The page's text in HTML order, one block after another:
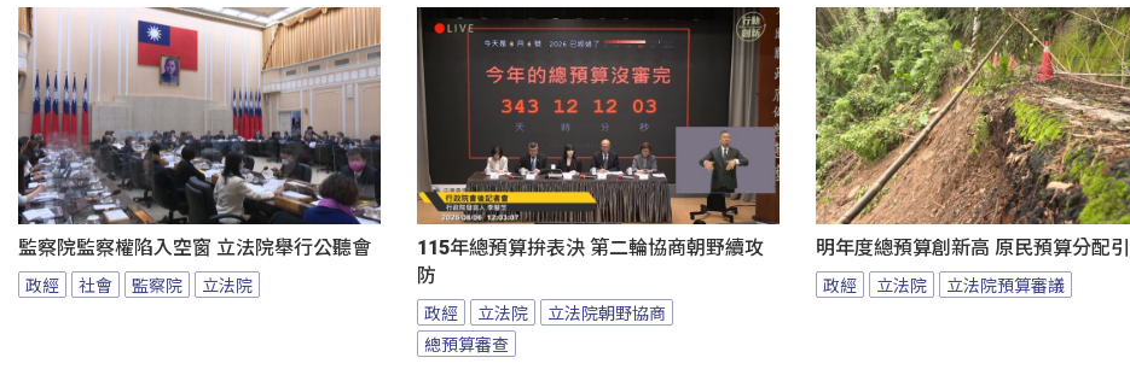
監察院監察權陷入空窗 立法院舉行公聽會
政經 社會 監察院 立法院
115年總預算拚表決 第二輪協商朝野續攻
防
政經 立法院
立法院朝野協商
總預算審查
明年度總預算創新高 原民預算分配
政經 立法院 立法院預算審議